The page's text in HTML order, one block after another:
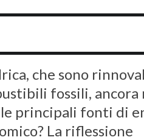
che sono
fossili,
principali fonti di
La riflessione